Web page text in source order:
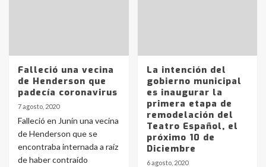
Falleció una vecina
de Henderson que
padecía coronavirus
7 agosto, 2020
Falleció en Junín una vecina
de Henderson que se
encontraba internada a raíz
de haber contraído
La intención del
gobierno municipal
es inaugurar la
primera etapa de
remodelación del
Teatro Español, el
próximo 10 de
Diciembre
6 agosto, 2020